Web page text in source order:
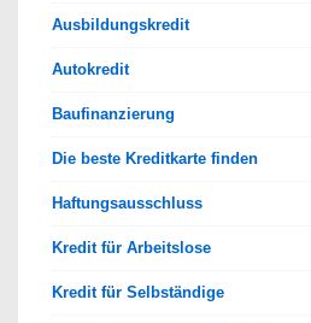
Ausbildungskredit
Autokredit
Baufinanzierung
Die beste Kreditkarte finden
Haftungsausschluss
Kredit für Arbeitslose
Kredit für Selbständige